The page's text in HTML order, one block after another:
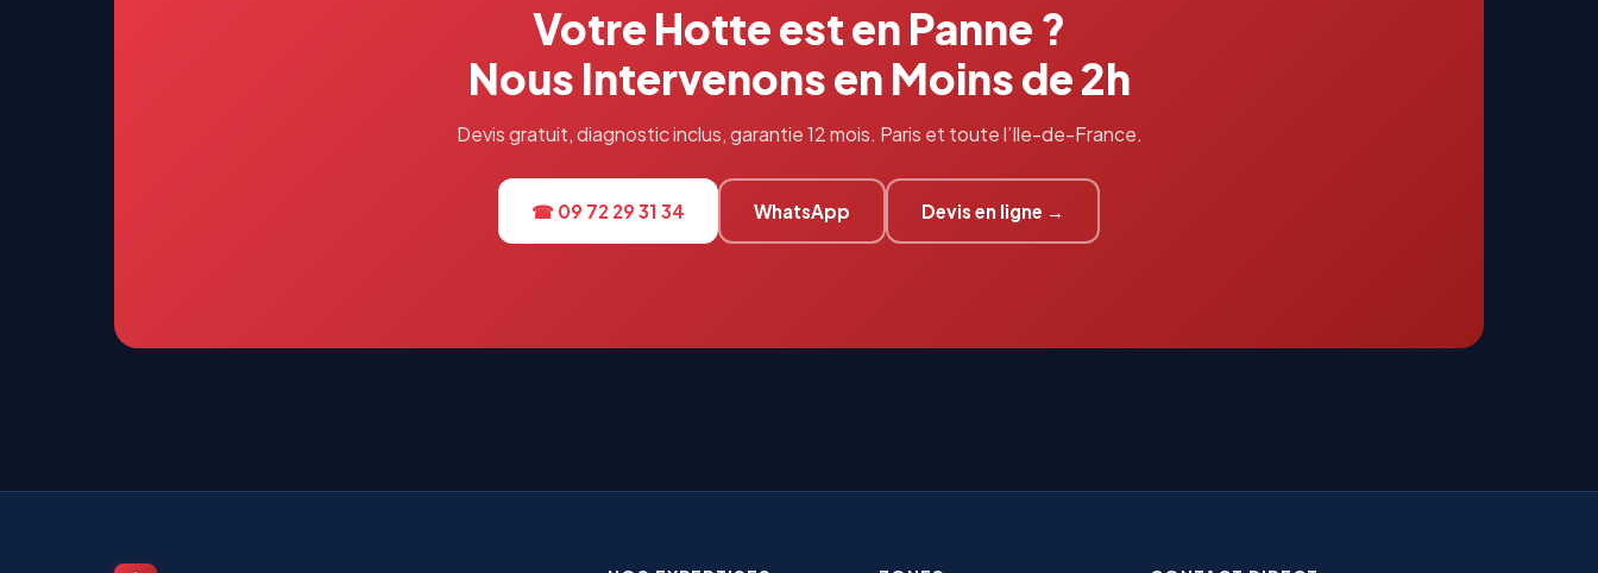
Votre Hotte est en Panne ?
Nous Intervenons en Moins de 2h
Devis gratuit, diagnostic inclus, garantie 12 mois. Paris et toute l’Ile-de-France.
☎ 09 72 29 31 34 WhatsApp Devis en ligne →